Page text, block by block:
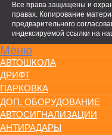
Все права защищены и
правах. Копирование
предварительного
индексируемой ссылки на
Меню
АВТОШКОЛА
ДРИФТ
ПАРКОВКА
ДОП. ОБОРУДОВАНИЕ
АВТОСИГНАЛИЗАЦИИ
АНТИРАДАРЫ